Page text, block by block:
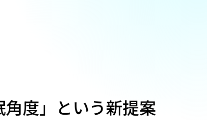
度」という新提案